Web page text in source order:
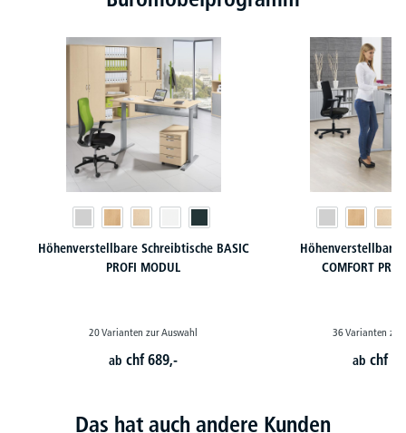
Höhenverstellbare Schreibtische BASIC
PROFI MODUL
20 Varianten zur Auswahl
abchf 689,-
Höhenverstellbare
COMFORT
36 Varianten zur
abchf
Das hat auch andere Kunden